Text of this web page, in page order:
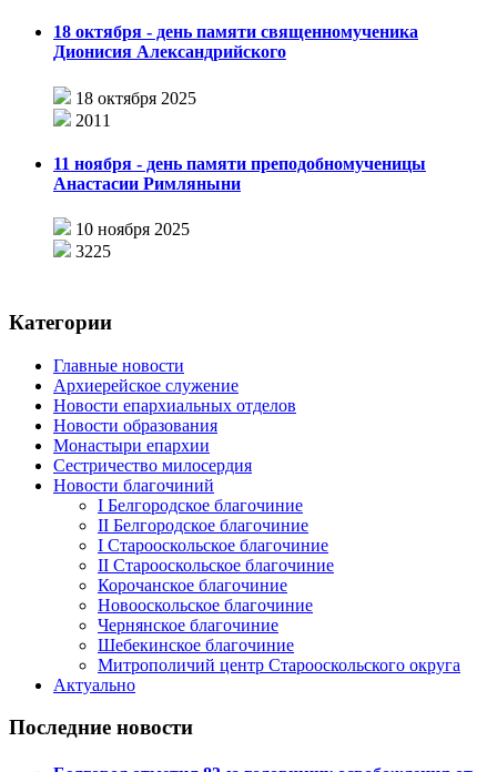
18 октября - день памяти священномученика
Дионисия Александрийского
18 октября 2025
2011
11 ноября - день памяти преподобномученицы
Анастасии Римляныни
10 ноября 2025
3225
Категории
Главные новости
Архиерейское служение
Новости епархиальных отделов
Новости образования
Монастыри епархии
Сестричество милосердия
Новости благочиний
I Белгородское благочиние
II Белгородское благочиние
I Старооскольское благочиние
II Старооскольское благочиние
Корочанское благочиние
Новооскольское благочиние
Чернянское благочиние
Шебекинское благочиние
Митрополичий центр Старооскольского округа
Актуально
Последние новости